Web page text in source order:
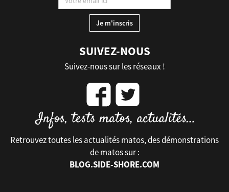
SUIVEZ-NOUS
Suivez-nous sur les réseaux !
Retrouvez toutes les actualités matos, des démonstrations
de matos sur :
BLOG.SIDE-SHORE.COM